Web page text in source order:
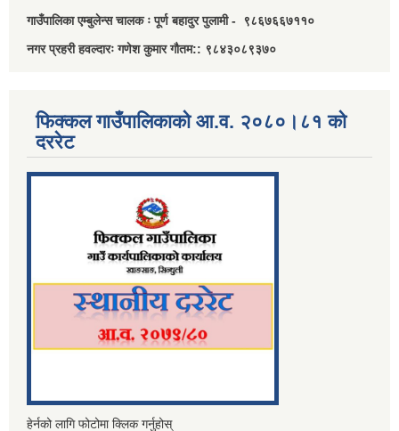
गाउँपालिका एम्बुलेन्स चालक ः पूर्ण बहादुर पुलामी - ९८६७६६७११०
नगर प्रहरी हवल्दारः गणेश कुमार गौतम:: ९८४३०८९३७०
फिक्कल गाउँपालिकाको आ.व. २०८०।८१ को
दररेट
हेर्नको लागि फोटोमा क्लिक गर्नुहोस्